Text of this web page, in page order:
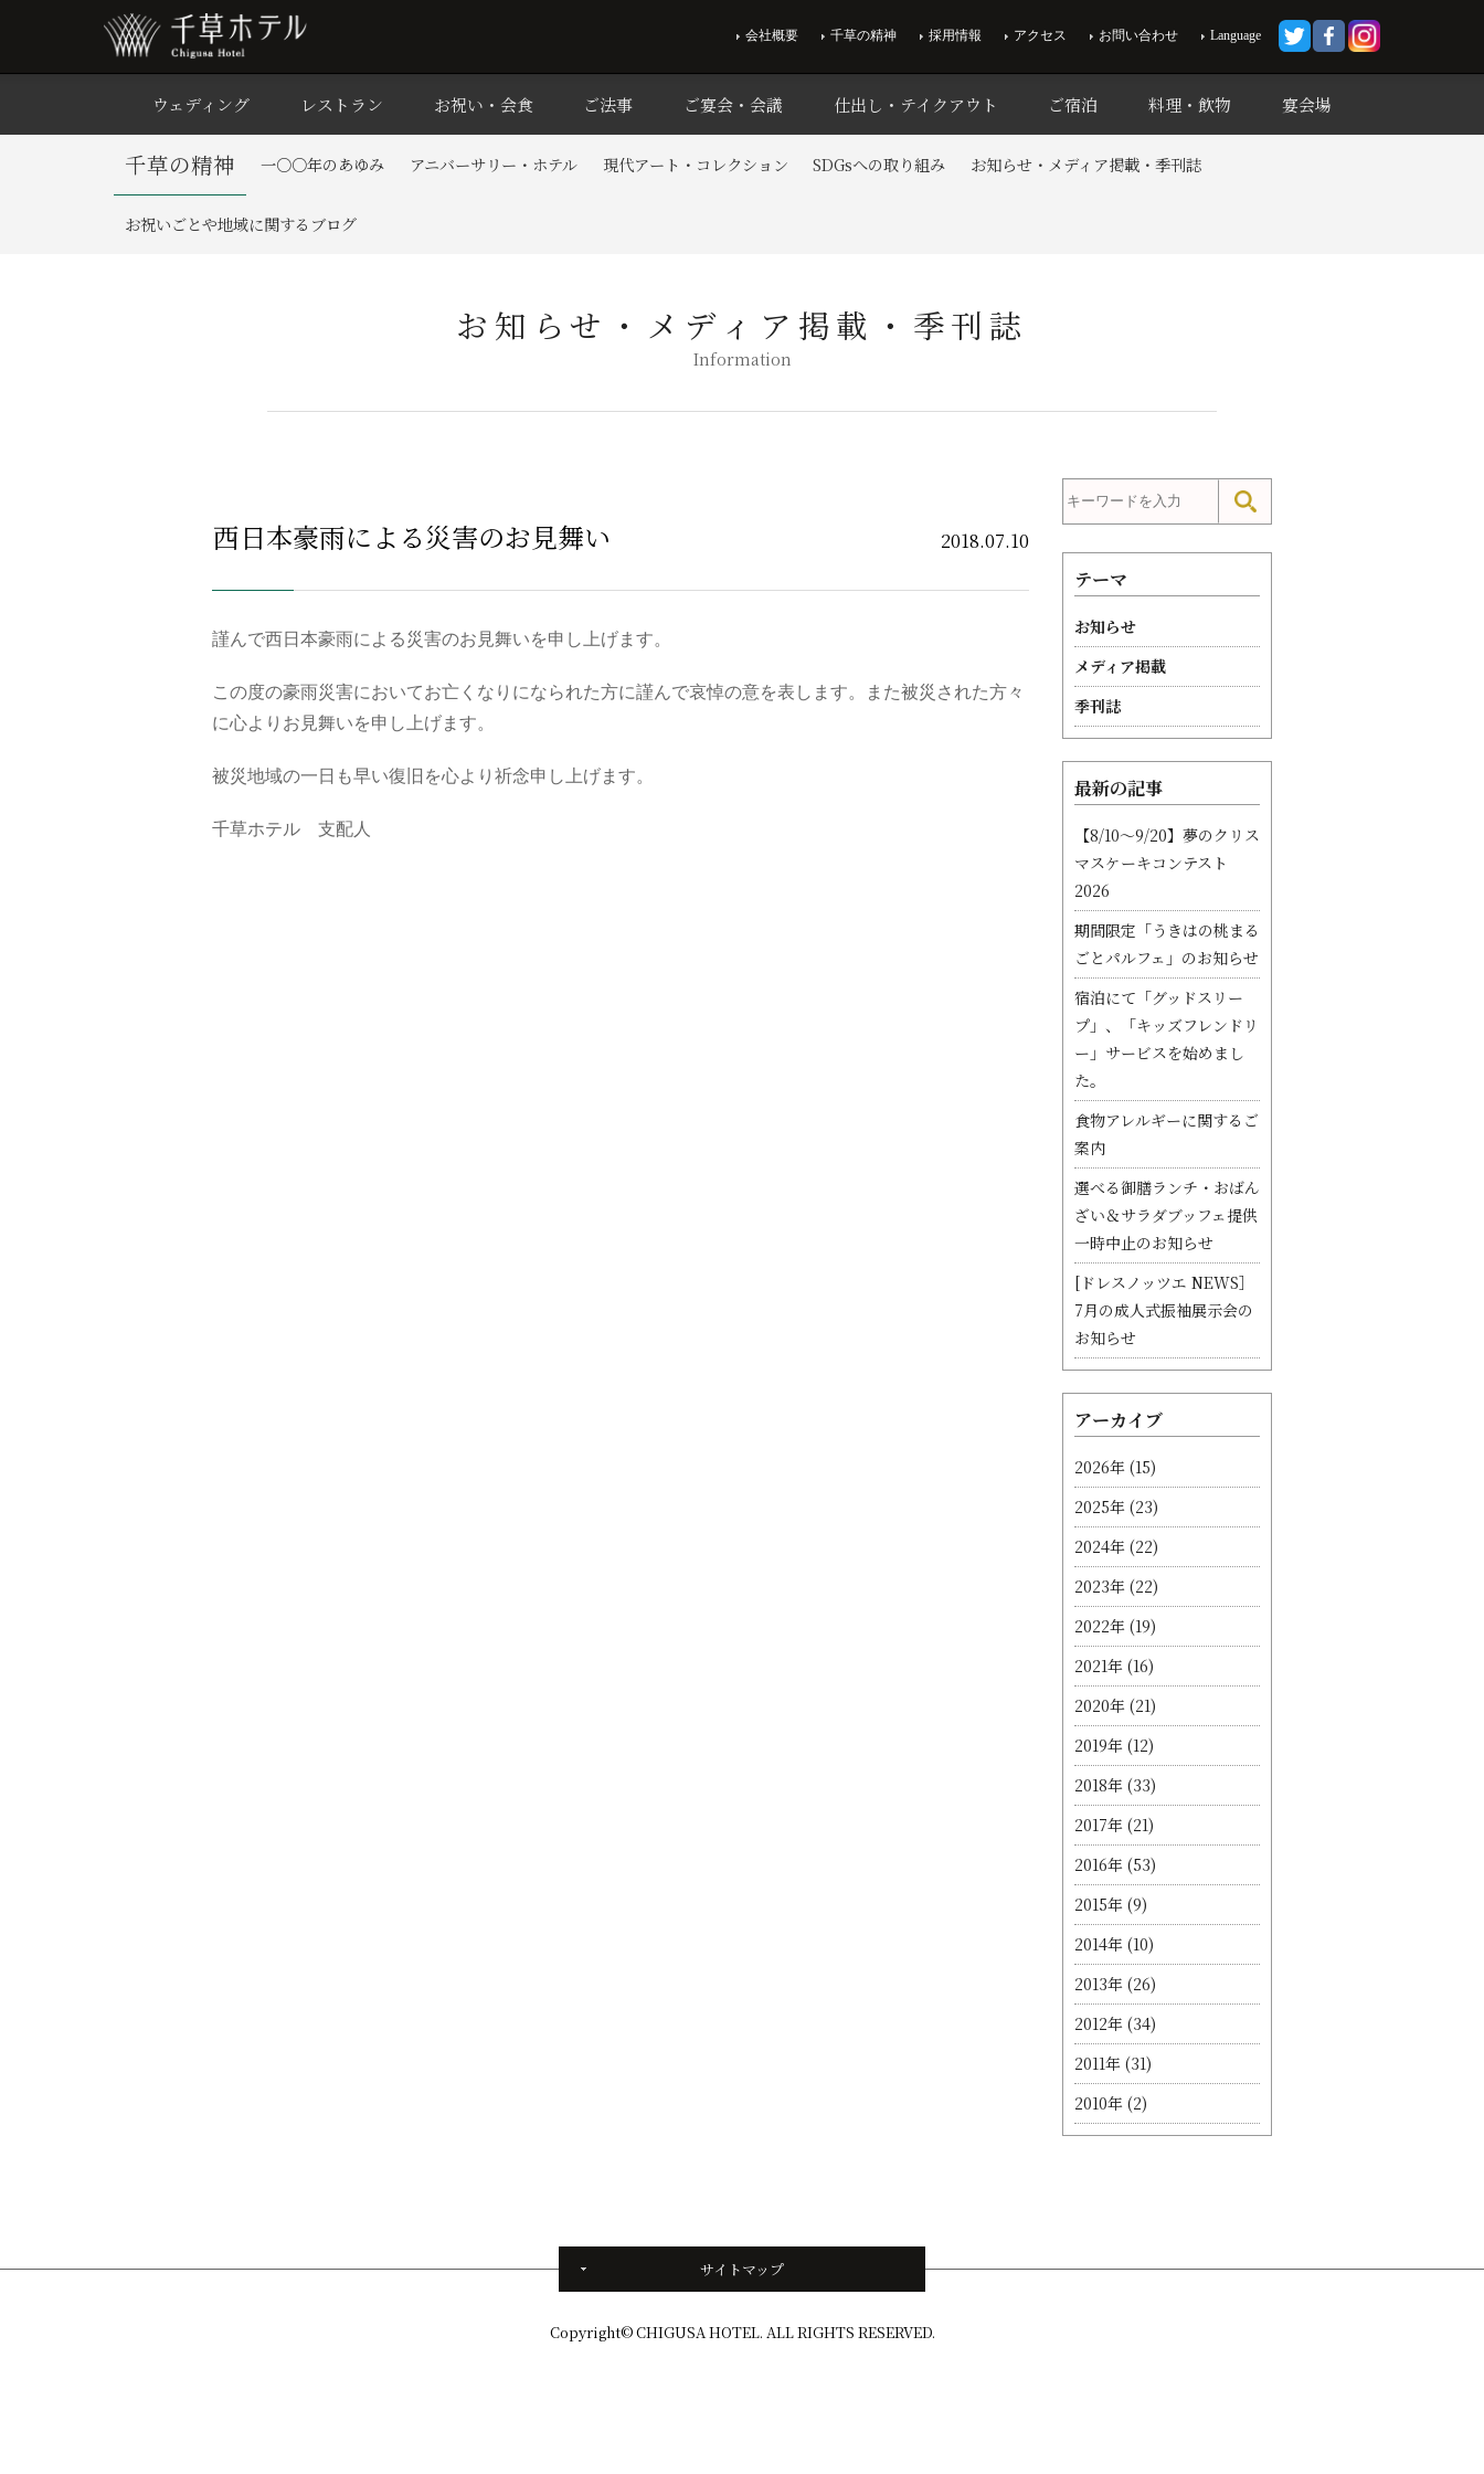
会社概要 千草の精神 採用情報 アクセス お問い合わせ Language
ウェディング レストラン お祝い・会食 ご法事 ご宴会・会議 仕出し・テイクアウト ご宿泊 料理・飲物 宴会場
千草の精神 一○○年のあゆみ アニバーサリー・ホテル 現代アート・コレクション SDGsへの取り組み お知らせ・メディア掲載・季刊誌
お祝いごとや地域に関するブログ
お知らせ・メディア掲載・季刊誌
Information
西日本豪雨による災害のお見舞い 2018.07.10
謹んで西日本豪雨による災害のお見舞いを申し上げます。
この度の豪雨災害においてお亡くなりになられた方に謹んで哀悼の意を表します。また被災された方々
に心よりお見舞いを申し上げます。
被災地域の一日も早い復旧を心より祈念申し上げます。
千草ホテル 支配人
テーマ
お知らせ
メディア掲載
季刊誌
最新の記事
【8/10〜9/20】夢のクリス
マスケーキコンテスト
2026
期間限定「うきはの桃まる
ごとパルフェ」のお知らせ
宿泊にて「グッドスリー
プ」、「キッズフレンドリ
ー」サービスを始めまし
た。
食物アレルギーに関するご
案内
選べる御膳ランチ・おばん
ざい＆サラダブッフェ提供
一時中止のお知らせ
[ドレスノッツエ NEWS］
7月の成人式振袖展示会の
お知らせ
アーカイブ
2026年 (15)
2025年 (23)
2024年 (22)
2023年 (22)
2022年 (19)
2021年 (16)
2020年 (21)
2019年 (12)
2018年 (33)
2017年 (21)
2016年 (53)
2015年 (9)
2014年 (10)
2013年 (26)
2012年 (34)
2011年 (31)
2010年 (2)
サイトマップ
Copyright© CHIGUSA HOTEL. ALL RIGHTS RESERVED.